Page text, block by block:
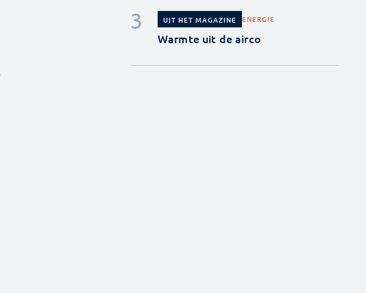
UIT HET MAGAZINE ENERGIE
Warmte uit de airco